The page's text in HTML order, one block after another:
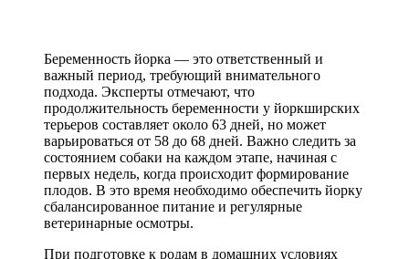
Беременность йорка — это ответственный и
важный период, требующий внимательного
подхода. Эксперты отмечают, что
продолжительность беременности у йоркширских
терьеров составляет около 63 дней, но может
варьироваться от 58 до 68 дней. Важно следить за
состоянием собаки на каждом этапе, начиная с
первых недель, когда происходит формирование
плодов. В это время необходимо обеспечить йорку
сбалансированное питание и регулярные
ветеринарные осмотры.
При подготовке к родам в домашних условиях